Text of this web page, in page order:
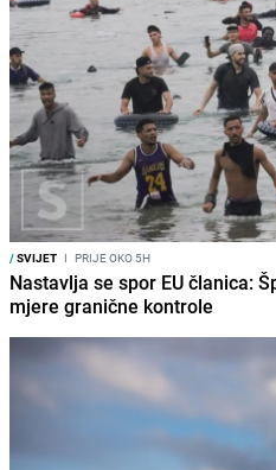
/SVIJET I PRIJE OKO 5H
Nastavlja se spor EU članica:
mjere granične kontrole